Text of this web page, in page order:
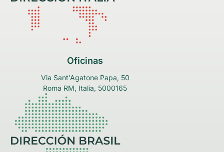
Oficinas
Via Sant'Agatone Papa, 50
Roma RM, Italia, 5000165